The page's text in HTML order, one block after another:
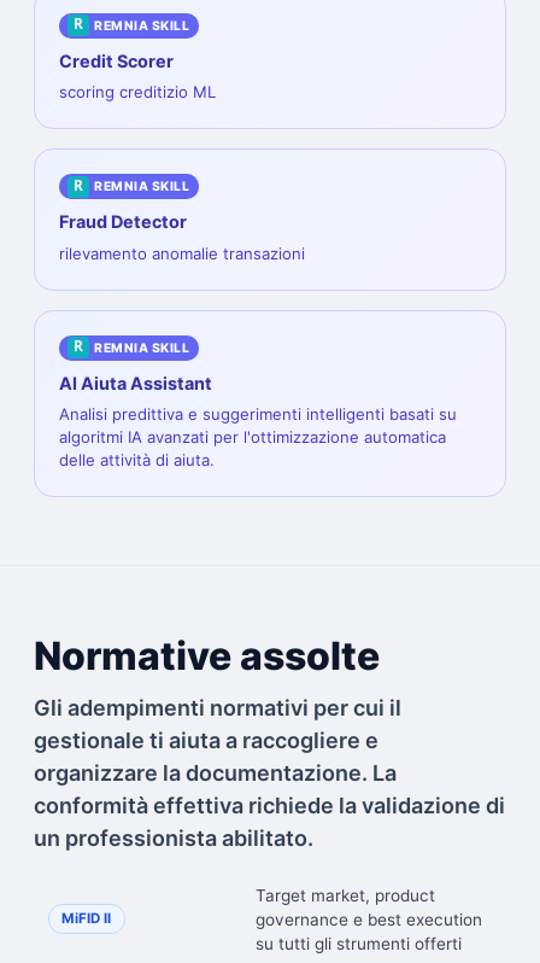
R REMNIA SKILL
Credit Scorer
scoring creditizio ML
R REMNIA SKILL
Fraud Detector
rilevamento anomalie transazioni
R REMNIA SKILL
AI Aiuta Assistant
Analisi predittiva e suggerimenti intelligenti basati su
algoritmi IA avanzati per l'ottimizzazione automatica
delle attività di aiuta.
Normative assolte
Gli adempimenti normativi per cui il
gestionale ti aiuta a raccogliere e
organizzare la documentazione. La
conformità effettiva richiede la validazione di
un professionista abilitato.
MiFID II
Target market, product
governance e best execution
su tutti gli strumenti offerti